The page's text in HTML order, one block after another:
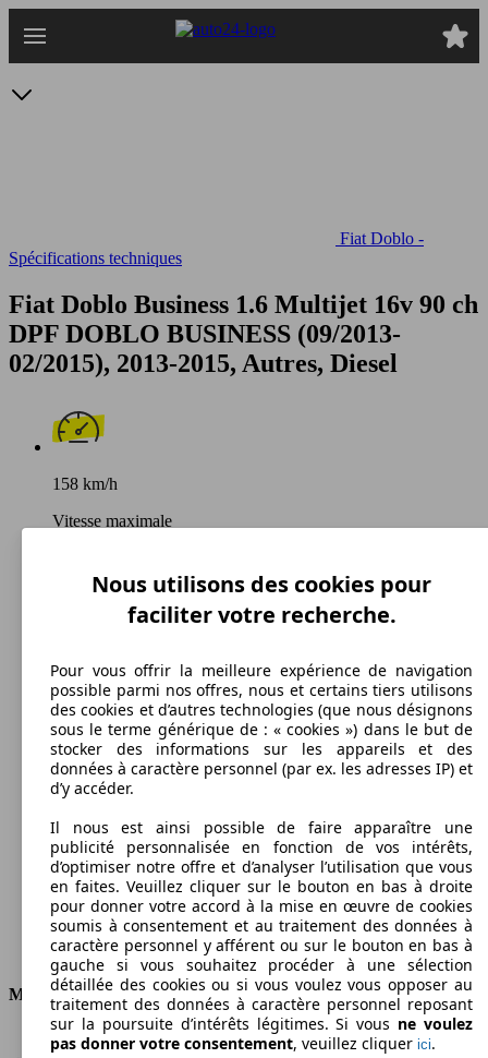
au
Fiat Doblo -
Spécifications techniques
Fiat Doblo Business 1.6 Multijet 16v 90 ch
DPF DOBLO BUSINESS (09/2013-
02/2015), 2013-2015, Autres, Diesel
158 km/h
Vitesse maximale
145 g/km
Émissions de CO2 (combinées)*
Ø 5.2 l/100km
Consommation
Moteur et Puissance
KW (CH)
66 kW (90 PS)
Nous utilisons des cookies pour
faciliter votre recherche.
Pour vous offrir la meilleure expérience de navigation
possible parmi nos offres, nous et certains tiers utilisons
des cookies et d’autres technologies (que nous désignons
sous le terme générique de : « cookies ») dans le but de
stocker des informations sur les appareils et des
données à caractère personnel (par ex. les adresses IP) et
d’y accéder.
Il nous est ainsi possible de faire apparaître une
publicité personnalisée en fonction de vos intérêts,
d’optimiser notre offre et d’analyser l’utilisation que vous
en faites. Veuillez cliquer sur le bouton en bas à droite
pour donner votre accord à la mise en œuvre de cookies
soumis à consentement et au traitement des données à
caractère personnel y afférent ou sur le bouton en bas à
gauche si vous souhaitez procéder à une sélection
détaillée des cookies ou si vous voulez vous opposer au
traitement des données à caractère personnel reposant
sur la poursuite d’intérêts légitimes. Si vous ne voulez
pas donner votre consentement, veuillez cliquer ici.